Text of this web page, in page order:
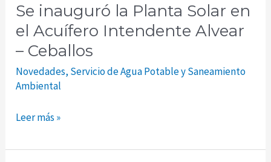
Se inauguró la Planta Solar en
el Acuífero Intendente Alvear
– Ceballos
Novedades, Servicio de Agua Potable y Saneamiento
Ambiental
la
Planta
Solar
el
Intendente
Leer más »